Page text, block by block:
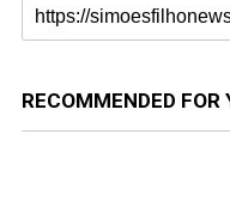
RECOMMENDED FOR